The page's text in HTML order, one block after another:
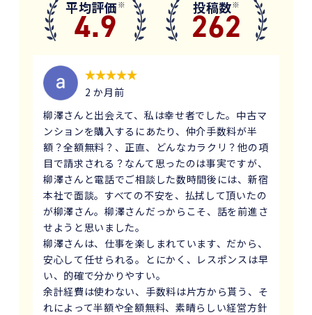
平均評価※
4.9 投稿数※
262
2 か月前
柳澤さんと出会えて、私は幸せ者でした。中古マ
ンションを購入するにあたり、仲介手数料が半
額？全額無料？、正直、どんなカラクリ？他の項
目で請求される？なんて思ったのは事実ですが、
柳澤さんと電話でご相談した数時間後には、新宿
本社で面談。すべての不安を、払拭して頂いたの
が柳澤さん。柳澤さんだっからこそ、話を前進さ
せようと思いました。
柳澤さんは、仕事を楽しまれています、だから、
安心して任せられる。とにかく、レスポンスは早
い、的確で分かりやすい。
余計経費は使わない、手数料は片方から貰う、そ
れによって半額や全額無料、素晴らしい経営方針